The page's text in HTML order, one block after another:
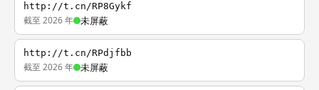
http://t.cn/RP8Gykf
截至 2026 年 未屏蔽
http://t.cn/RPdjfbb
截至 2026 年 未屏蔽